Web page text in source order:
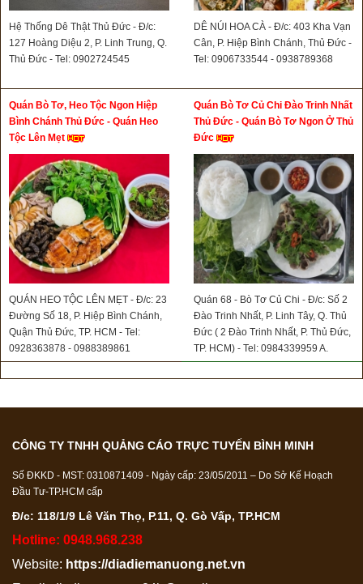
Hệ Thống Dê Thật Thủ Đức - Đ/c:
127 Hoàng Diệu 2, P. Linh Trung, Q.
Thủ Đức - Tel: 0902724545
DÊ NÚI HOA CÀ - Đ/c: 403 Kha Vạn
Cân, P. Hiệp Bình Chánh, Thủ Đức -
Tel: 0906733544 - 0938789368
Quán Bò Tơ, Heo Tộc Ngon Hiệp
Bình Chánh Thủ Đức - Quán Heo
Tộc Lên Mẹt
QUÁN HEO TỘC LÊN MẸT - Đ/c: 23
Đường Số 18, P. Hiệp Bình Chánh,
Quận Thủ Đức, TP. HCM - Tel:
0928363878 - 0988389861
Quán Bò Tơ Củ Chi Đào Trinh Nhất
Thủ Đức - Quán Bò Tơ Ngon Ở Thủ
Đức
Quán 68 - Bò Tơ Củ Chi - Đ/c: Số 2
Đào Trinh Nhất, P. Linh Tây, Q. Thủ
Đức ( 2 Đào Trinh Nhất, P. Thủ Đức,
TP. HCM) - Tel: 0984339959 A.
Trọng - 0973613831 A. Sơn
CÔNG TY TNHH QUẢNG CÁO TRỰC TUYẾN BÌNH MINH
Số ĐKKD - MST: 0310871409 - Ngày cấp: 23/05/2011 – Do Sở Kế Hoạch
Đầu Tư-TP.HCM cấp
Đ/c: 118/1/9 Lê Văn Thọ, P.11, Q. Gò Vấp, TP.HCM
Hotline: 0948.968.238
Website: https://diadiemanuong.net.vn